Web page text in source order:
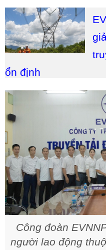
ổn định
Công đoàn
người lao động